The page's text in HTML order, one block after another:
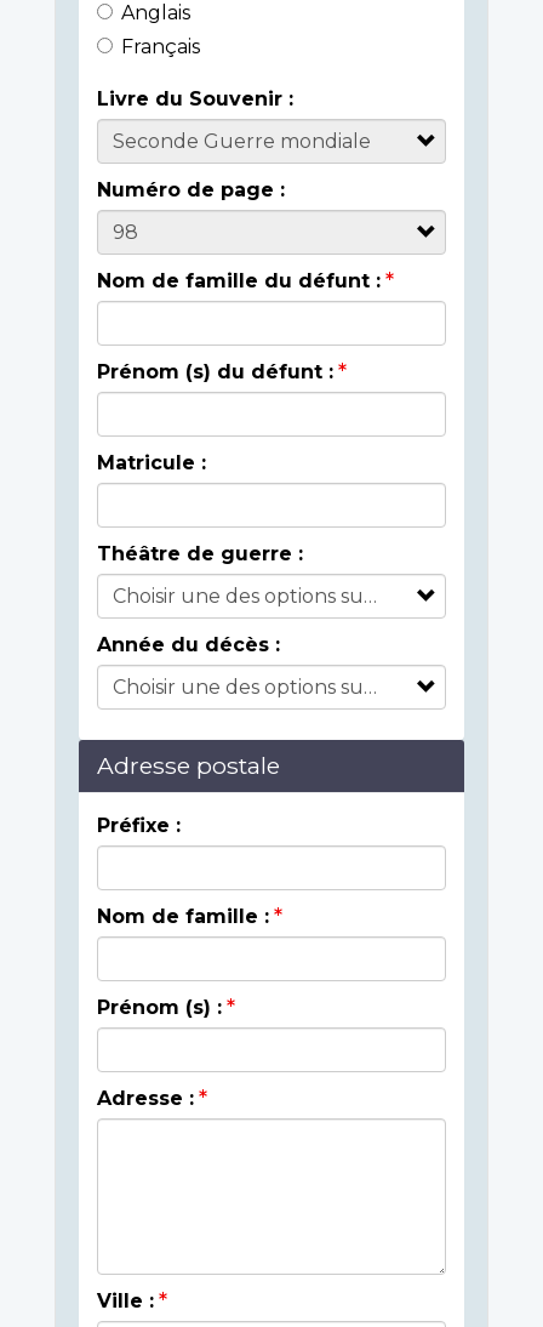
Anglais
Français
Livre du Souvenir :
Numéro de page :
Nom de famille du défunt :
Prénom (s) du défunt :
Matricule :
Théâtre de guerre :
Année du décès :
Adresse postale
Préfixe :
Nom de famille :
Prénom (s) :
Adresse :
Ville :